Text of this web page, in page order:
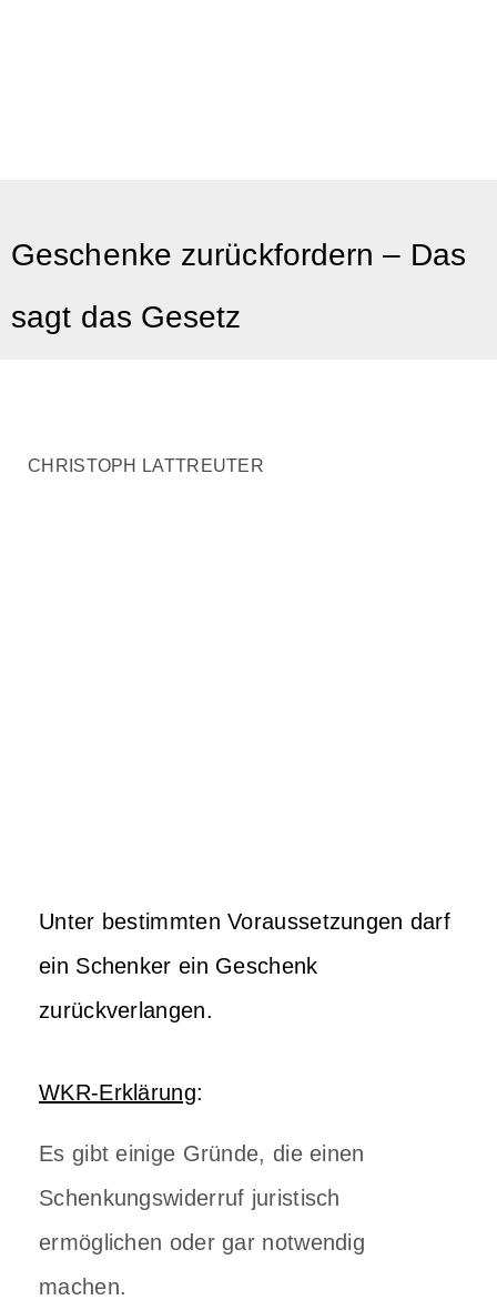
Geschenke zurückfordern – Das
sagt das Gesetz
CHRISTOPH LATTREUTER
Unter bestimmten Voraussetzungen darf
ein Schenker ein Geschenk
zurückverlangen.
WKR-Erklärung:
Es gibt einige Gründe, die einen
Schenkungswiderruf juristisch
ermöglichen oder gar notwendig
machen.